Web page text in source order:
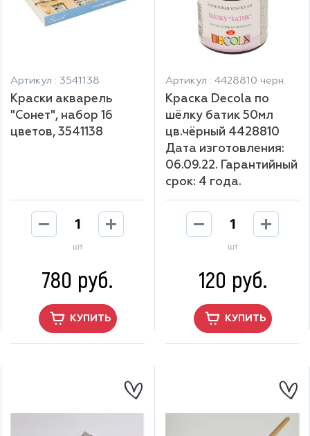
Артикул : 3541138
Краски акварель
"Сонет", набор 16
цветов, 3541138
шт
780 руб.
КУПИТЬ
Артикул : 4428810 черн.
Краска Decola по
шёлку батик 50мл
цв.чёрный 4428810
Дата изготовления:
06.09.22. Гарантийный
срок: 4 года.
шт
120 руб.
КУПИТЬ